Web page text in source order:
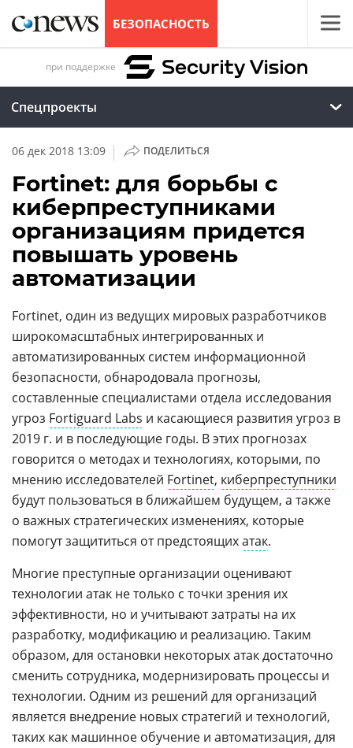
БЕЗОПАСНОСТЬ
при поддержке
Спецпроекты
06 дек 2018 13:09 | ПОДЕЛИТЬСЯ
Fortinet: для борьбы с
киберпреступниками
организациям придется
повышать уровень
автоматизации
Fortinet, один из ведущих мировых разработчиков
широкомасштабных интегрированных и
автоматизированных систем информационной
безопасности, обнародовала прогнозы,
составленные специалистами отдела исследования
угроз Fortiguard Labs и касающиеся развития угроз в
2019 г. и в последующие годы. В этих прогнозах
говорится о методах и технологиях, которыми, по
мнению исследователей Fortinet, киберпреступники
будут пользоваться в ближайшем будущем, а также
о важных стратегических изменениях, которые
помогут защититься от предстоящихатак.
Многие преступные организации оценивают
технологии атак не только с точки зрения их
эффективности, но и учитывают затраты на их
разработку, модификацию и реализацию. Таким
образом, для остановки некоторых атак достаточно
сменить сотрудника, модернизировать процессы и
технологии. Одним из решений для организаций
является внедрение новых стратегий и технологий,
таких как машинное обучение и автоматизация, для